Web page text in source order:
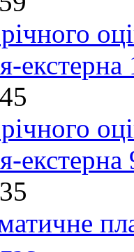
екстерна
екстерна